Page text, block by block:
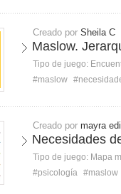
Creado por Sheila C
Maslow.
Tipo de juego:
#maslow
Creado por mayra
Necesidades
Tipo de juego: Mapa
#psicología #maslow